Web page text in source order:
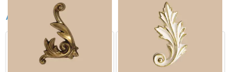
Аналоги